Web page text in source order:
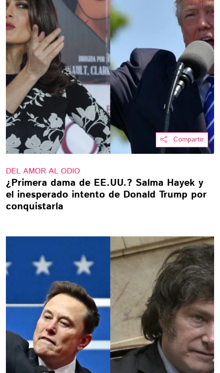
Compartir
DEL AMOR AL ODIO
¿Primera dama de EE.UU.? Salma Hayek y
el inesperado intento de Donald Trump por
conquistarla